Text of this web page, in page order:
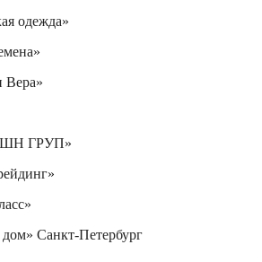
одежда»
ГРУП»
Санкт-Петербург